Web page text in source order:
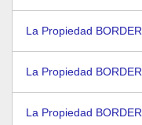
La Propiedad
La Propiedad
La Propiedad